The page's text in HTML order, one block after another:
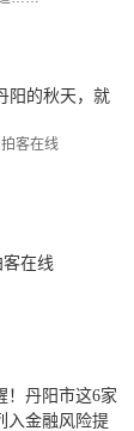
阳的秋天，就
在线
！丹阳市这6家
入金融风险提